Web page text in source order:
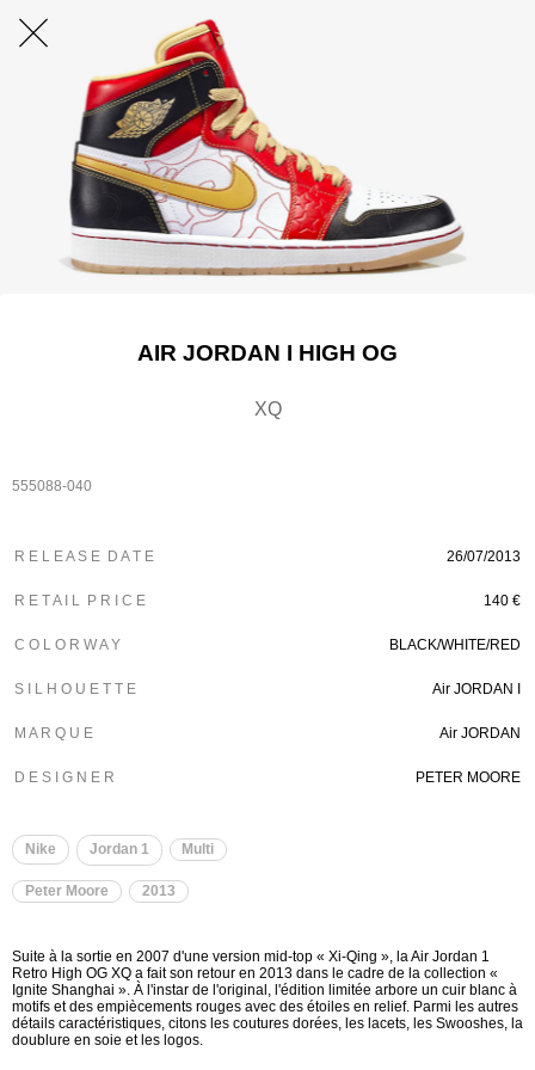
AIR JORDAN I HIGH OG
XQ
555088-040
R E L E A S E D A T E 26/07/2013
R E T A I L P R I C E 140 €
C O L O R W A Y BLACK/WHITE/RED
S I L H O U E T T E Air JORDAN I
M A R Q U E Air JORDAN
D E S I G N E R PETER MOORE
Nike Jordan 1 Multi
Peter Moore 2013
Suite à la sortie en 2007 d'une version mid-top « Xi-Qing », la Air Jordan 1
Retro High OG XQ a fait son retour en 2013 dans le cadre de la collection «
Ignite Shanghai ». À l'instar de l'original, l'édition limitée arbore un cuir blanc à
motifs et des empiècements rouges avec des étoiles en relief. Parmi les autres
détails caractéristiques, citons les coutures dorées, les lacets, les Swooshes, la
doublure en soie et les logos.